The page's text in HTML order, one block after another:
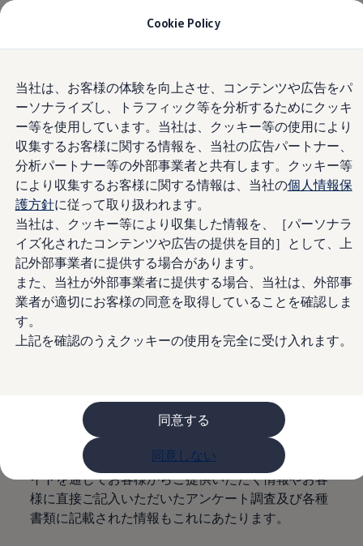
Cookie Policy
当社は、お客様の体験を向上させ、コンテンツや広告をパ
ーソナライズし、トラフィック等を分析するためにクッキ
ー等を使用しています。当社は、クッキー等の使用により
収集するお客様に関する情報を、当社の広告パートナー、
分析パートナー等の外部事業者と共有します。クッキー等
により収集するお客様に関する情報は、当社の個人情報保
護方針に従って取り扱われます。
当社は、クッキー等により収集した情報を、［パーソナラ
イズ化されたコンテンツや広告の提供を目的］として、上
記外部事業者に提供する場合があります。
また、当社が外部事業者に提供する場合、当社は、外部事
業者が適切にお客様の同意を取得していることを確認しま
す。
上記を確認のうえクッキーの使用を完全に受け入れます。
同意する
同意しない
main
content
to
footer
モデル＆見積りシミュレーション
セーフティ マイスター
ID. Buzz
T-Cross
Tiguan
Golf
Golf GTI
Golf R
Golf Variant
Golf R Variant
Passat
ID.4
Polo
Polo GTI
Golf Touran
T-Roc
T-Roc R
フォルクスワーゲンマガジン
キャンペーン/イベント
レビュー動画
オファー
Golf お乗り換えを10万円補助
Tiguan 購入後、5年間の安心サポートが無償
Golf Variant お乗り換えを10万円補助
Volkswagenアンバサダープログラム
ファイナンシャルサービス
ファイナンシャルサービス
フォルクスワーゲン自動車保険プラス
り扱い
Volkswagen富山新庄（以下当社といいます）は、お
客様との健全なコミュニケーションを通じて最適な
商品・サービスを提供する上で、お客様の個人情報
の保護が経営の最重要課題と考えております。この
ため、当社の個人情報保護に向けた全社的な取組み
を個人情報保護に関する基本方針として定めまし
た。お客様のご理解をいただきたく、ご案内を差し
上げます。なお、当社は、特定のブランド又はサー
ビスにかかるお客様の個人情報の取扱いに関して、
別途の個人情報保護方針を定めている場合がありま
す。その場合には、当該個人情報保護方針をご確認
いただきますようお願いいたします。
特定の個人を識別できる情報を個人情報といいま
す。また、他の情報とあわせることで特定の個人が
識別できる情報も個人情報といたします。ウェブサ
イトを通じてお客様からご提供いただく情報やお客
様に直接ご記入いただいたアンケート調査及び各種
書類に記載された情報もこれにあたります。